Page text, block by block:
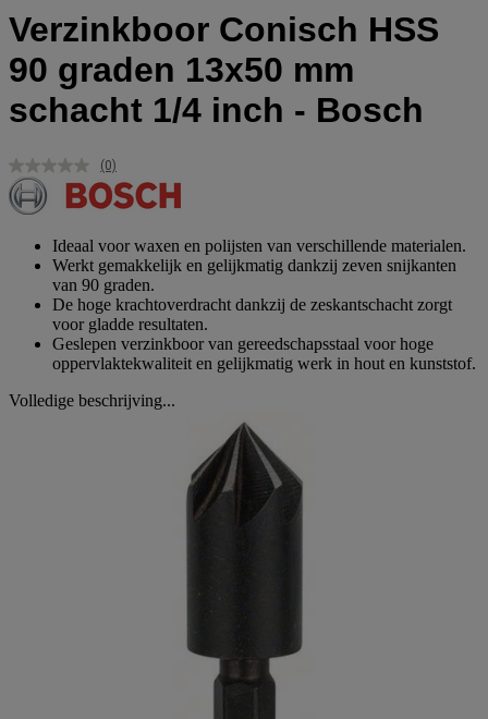
Verzinkboor Conisch HSS
90 graden 13x50 mm
schacht 1/4 inch - Bosch
Geen
scorewaarde.
Dezelfde
(0)
Ideaal voor waxen en polijsten van verschillende materialen.
Werkt gemakkelijk en gelijkmatig dankzij zeven snijkanten
van 90 graden.
De hoge krachtoverdracht dankzij de zeskantschacht zorgt
voor gladde resultaten.
Geslepen verzinkboor van gereedschapsstaal voor hoge
oppervlaktekwaliteit en gelijkmatig werk in hout en kunststof.
Volledige beschrijving...